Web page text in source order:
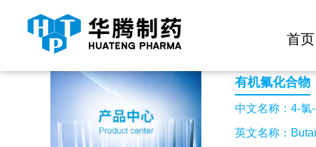
首页
当前位置： 首页 产品中心 4-氯-1,1,1-三氟丁烷
有机氟化合物
中文名称：4-氯
英文名称：